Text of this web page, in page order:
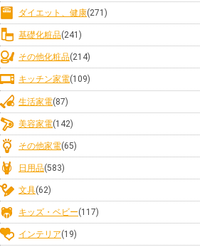
ダイエット、健康(271)
基礎化粧品(241)
その他化粧品(214)
キッチン家電(109)
生活家電(87)
美容家電(142)
その他家電(65)
日用品(583)
文具(62)
キッズ・ベビー(117)
インテリア(19)